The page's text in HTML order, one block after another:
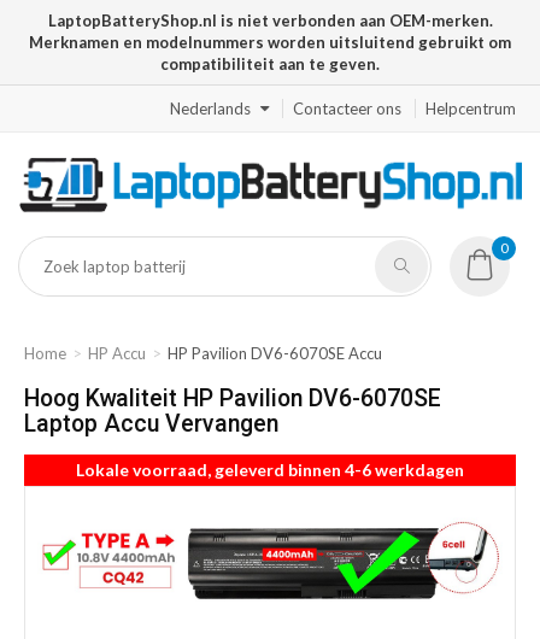
LaptopBatteryShop.nl is niet verbonden aan OEM-merken.
Merknamen en modelnummers worden uitsluitend gebruikt om
compatibiliteit aan te geven.
Nederlands Contacteer ons Helpcentrum
0
Home HP Accu HP Pavilion DV6-6070SE Accu
Hoog Kwaliteit HP Pavilion DV6-6070SE
Laptop Accu Vervangen
Lokale voorraad, geleverd binnen 4-6 werkdagen